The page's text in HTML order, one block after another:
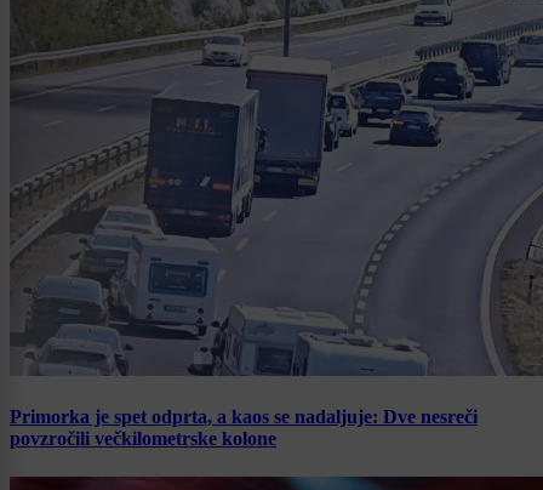
Primorka je spet odprta, a kaos se nadaljuje: Dve nesreči
povzročili večkilometrske kolone